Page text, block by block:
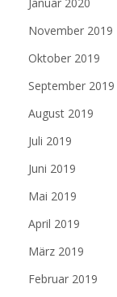
November 2019
Oktober 2019
September 2019
August 2019
Juli 2019
Juni 2019
Mai 2019
April 2019
März 2019
Februar 2019